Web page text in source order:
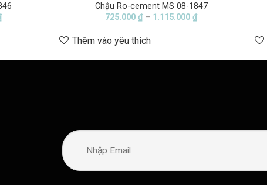
Khoảng
giá:
1.086.000 ₫
Chậu Ro-cement MS 08-1847
725.000₫ – 1.115.000₫Khoảng
1.115.000 ₫
Thêm vào yêu thích